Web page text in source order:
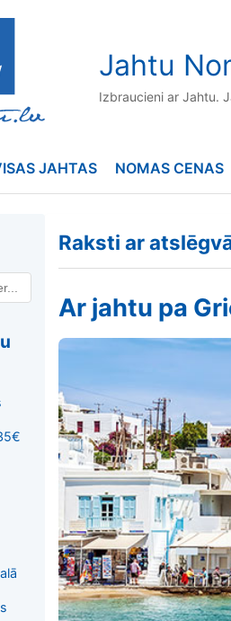
Jahtu
Izbraucieni ar Jahtu.
JAHTAS NOMAS CENAS
Raksti ar
Ar jahtu pa